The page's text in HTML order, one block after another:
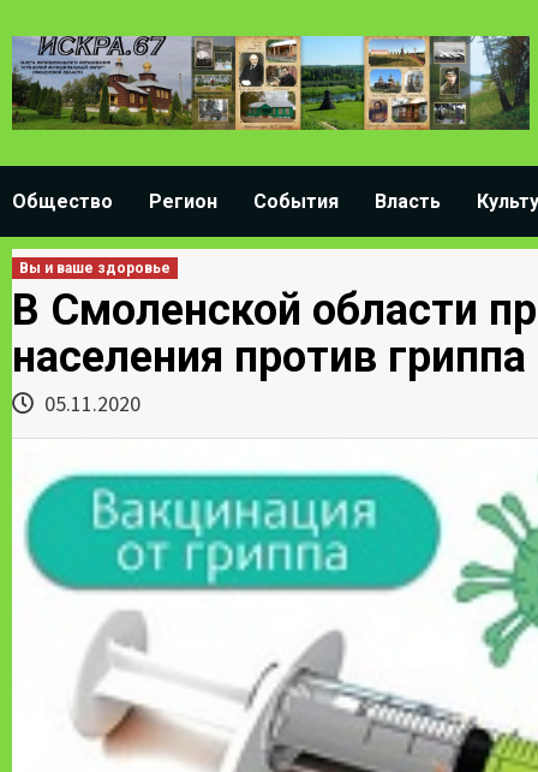
to
content
Общество Регион События Власть
Вы и ваше здоровье
В Смоленской области
населения против гриппа
05.11.2020